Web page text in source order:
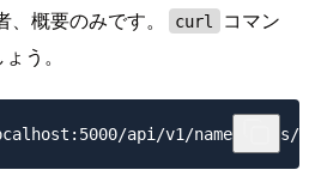
概要のみです。
curl
コマン
う。